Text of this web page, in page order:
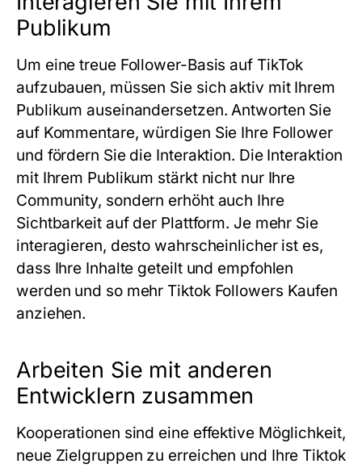
Publikum
Um eine treue Follower-Basis auf TikTok
aufzubauen, müssen Sie sich aktiv mit Ihrem
Publikum auseinandersetzen. Antworten Sie
auf Kommentare, würdigen Sie Ihre Follower
und fördern Sie die Interaktion. Die Interaktion
mit Ihrem Publikum stärkt nicht nur Ihre
Community, sondern erhöht auch Ihre
Sichtbarkeit auf der Plattform. Je mehr Sie
interagieren, desto wahrscheinlicher ist es,
dass Ihre Inhalte geteilt und empfohlen
werden und so mehr Tiktok Followers Kaufen
anziehen.
Arbeiten Sie mit anderen
Entwicklern zusammen
Kooperationen sind eine effektive Möglichkeit,
neue Zielgruppen zu erreichen und Ihre Tiktok